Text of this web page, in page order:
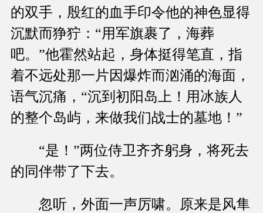
的双手，殷红的血手印令他的神色显得
沉默而狰狞：“用军旗裹了，海葬
吧。”他霍然站起，身体挺得笔直，指
着不远处那一片因爆炸而汹涌的海面，
语气沉痛，“沉到初阳岛上！用冰族人
的整个岛屿，来做我们战士的墓地！”
“是！”两位侍卫齐齐躬身，将死去
的同伴带了下去。
忽听，外面一声厉啸。原来是风隼